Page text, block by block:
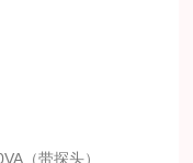
（带探头）